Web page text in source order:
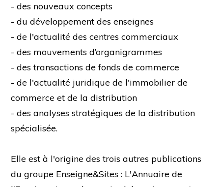
- des nouveaux concepts
- du développement des enseignes
- de l'actualité des centres commerciaux
- des mouvements d’organigrammes
- des transactions de fonds de commerce
- de l'actualité juridique de l'immobilier de
commerce et de la distribution
- des analyses stratégiques de la distribution
spécialisée.
Elle est à l'origine des trois autres publications
du groupe Enseigne&Sites : L'Annuaire de